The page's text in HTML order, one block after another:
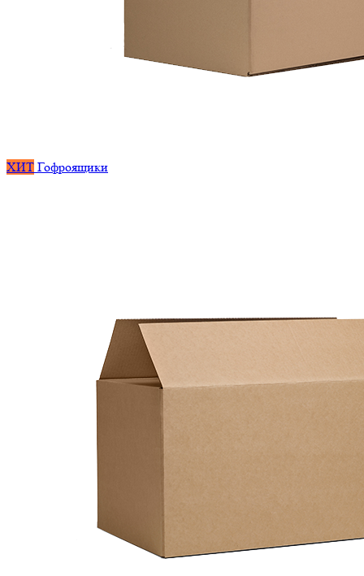
ХИТ Гофроящики